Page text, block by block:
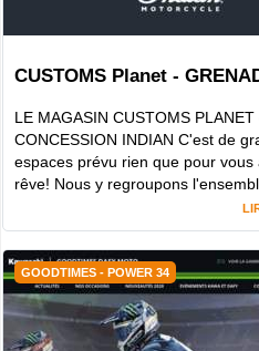
CUSTOMS Planet -
LE MAGASIN CUSTOMS PLANET
CONCESSION INDIAN C'est de
espaces prévu rien que pour vous
rêve! Nous y regroupons
GOODTIMES - POWER 34